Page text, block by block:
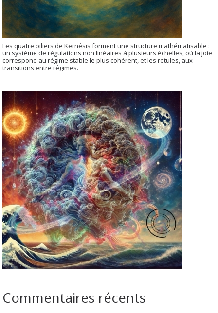
Les quatre piliers de Kernésis forment une structure mathématisable :
un système de régulations non linéaires à plusieurs échelles, où la joie
correspond au régime stable le plus cohérent, et les rotules, aux
transitions entre régimes.
Commentaires récents